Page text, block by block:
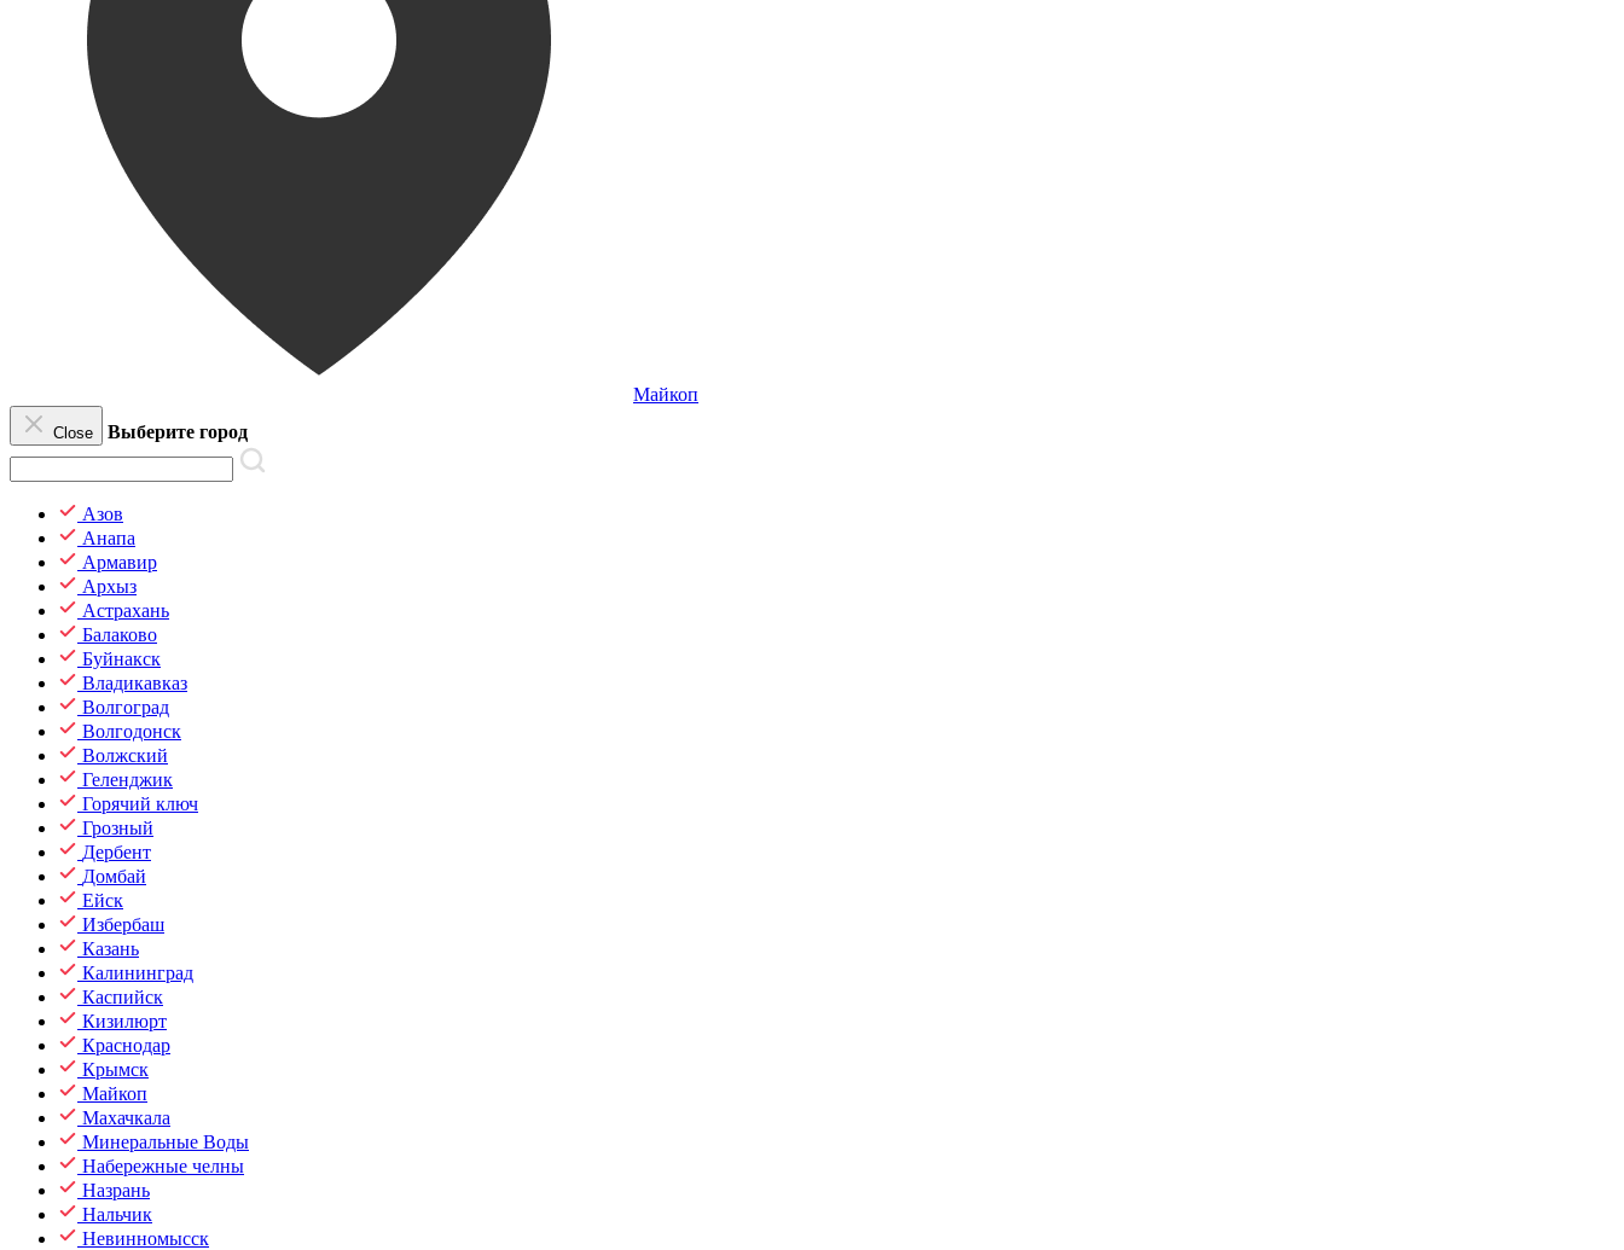
Майкоп
Close Выберите город
Азов
Анапа
Армавир
Архыз
Астрахань
Балаково
Буйнакск
Владикавказ
Волгоград
Волгодонск
Волжский
Геленджик
Горячий ключ
Грозный
Дербент
Домбай
Ейск
Избербаш
Казань
Калининград
Каспийск
Кизилюрт
Краснодар
Крымск
Майкоп
Махачкала
Минеральные Воды
Набережные челны
Назрань
Нальчик
Невинномысск